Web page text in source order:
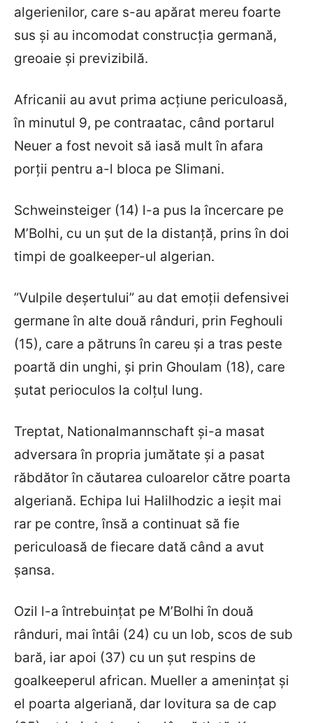
algerienilor, care s-au apărat mereu foarte
sus și au incomodat construcția germană,
greoaie și previzibilă.
Africanii au avut prima acțiune periculoasă,
în minutul 9, pe contraatac, când portarul
Neuer a fost nevoit să iasă mult în afara
porții pentru a-l bloca pe Slimani.
Schweinsteiger (14) l-a pus la încercare pe
M’Bolhi, cu un șut de la distanță, prins în doi
timpi de goalkeeper-ul algerian.
”Vulpile deșertului” au dat emoții defensivei
germane în alte două rânduri, prin Feghouli
(15), care a pătruns în careu și a tras peste
poartă din unghi, și prin Ghoulam (18), care
șutat perioculos la colțul lung.
Treptat, Nationalmannschaft și-a masat
adversara în propria jumătate și a pasat
răbdător în căutarea culoarelor către poarta
algeriană. Echipa lui Halilhodzic a ieșit mai
rar pe contre, însă a continuat să fie
periculoasă de fiecare dată când a avut
șansa.
Ozil l-a întrebuințat pe M’Bolhi în două
rânduri, mai întâi (24) cu un lob, scos de sub
bară, iar apoi (37) cu un șut respins de
goalkeeperul african. Mueller a amenințat și
el poarta algeriană, dar lovitura sa de cap